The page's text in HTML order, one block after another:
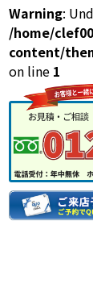
Warning:
/home/
content/
on line 1